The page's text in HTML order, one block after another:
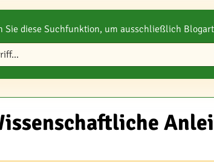
Sie diese Suchfunktion, um ausschließlich